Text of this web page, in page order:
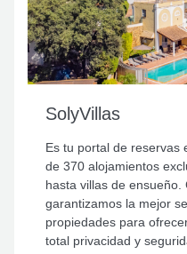
SolyVillas
Es tu portal de reservas
de 370 alojamientos
hasta villas de
garantizamos la mejor
propiedades para
total privacidad y